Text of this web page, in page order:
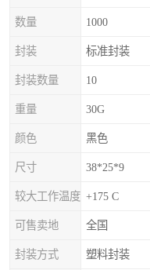
数量 1000
封装 标准封装
封装数量 10
重量 30G
颜色 黑色
尺寸 38*25*9
较大工作温度 +175 C
可售卖地 全国
封装方式 塑料封装